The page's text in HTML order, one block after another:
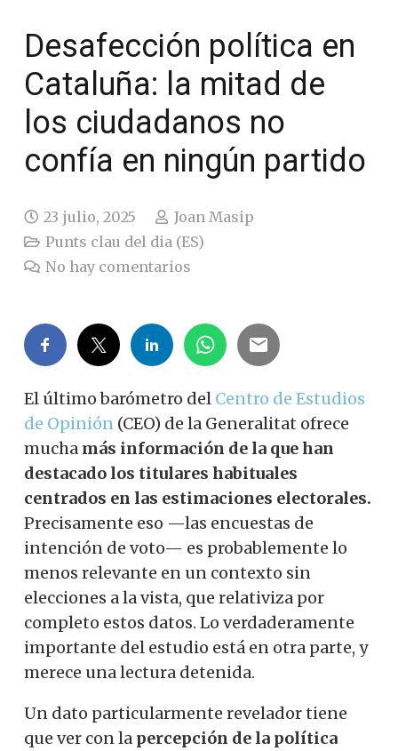
Desafección política en
Cataluña: la mitad de
los ciudadanos no
confía en ningún partido
23 julio, 2025
Joan Masip
Punts clau del dia (ES)
No hay comentarios
El último barómetro del Centro de Estudios
de Opinión (CEO) de la Generalitat ofrece
mucha más información de la que han
destacado los titulares habituales
centrados en las estimaciones electorales.
Precisamente eso —las encuestas de
intención de voto— es probablemente lo
menos relevante en un contexto sin
elecciones a la vista, que relativiza por
completo estos datos. Lo verdaderamente
importante del estudio está en otra parte, y
merece una lectura detenida.
Un dato particularmente revelador tiene
que ver con la percepción de la política